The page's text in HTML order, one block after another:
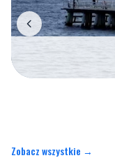
Zobacz wszystkie →